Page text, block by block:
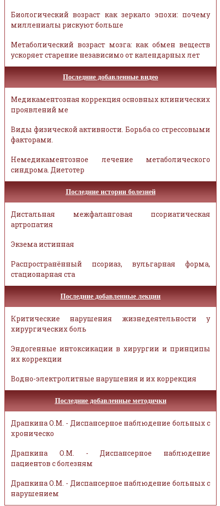
Биологический возраст как зеркало эпохи: почему
миллениалы рискуют больше
Метаболический возраст мозга: как обмен веществ
ускоряет старение независимо от календарных лет
Последние добавленные видео
Медикаментозная коррекция основных клинических
проявлений ме
Виды физической активности. Борьба со стрессовыми
факторами.
Немедикаментозное лечение метаболического
синдрома. Диетотер
Последние истории болезней
Дистальная межфаланговая псориатическая
артропатия
Экзема истинная
Распространённый псориаз, вульгарная форма,
стационарная ста
Последние добавленные лекции
Критические нарушения жизнедеятельности у
хирургических боль
Эндогенные интоксикации в хирургии и принципы
их коррекции
Водно-электролитные нарушения и их коррекция
Последние добавленные методички
Драпкина О.М. - Диспансерное наблюдение больных с
хроническо
Драпкина О.М. - Диспансерное наблюдение
пациентов с болезням
Драпкина О.М. - Диспансерное наблюдение больных с
нарушением